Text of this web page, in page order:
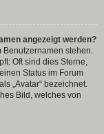
angezeigt werden?
Benutzernamen stehen.
Oft sind dies Sterne,
Status im Forum
„Avatar“ bezeichnet.
Bild, welches von